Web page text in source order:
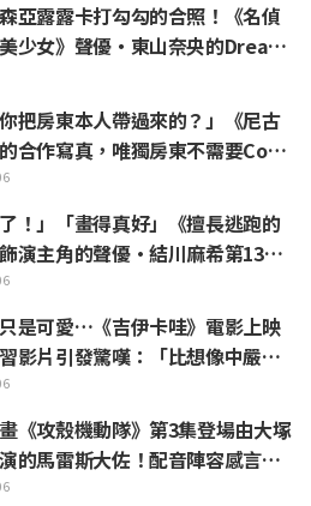
亞露露卡打勾勾的合照！《名偵
少女》聲優・東山奈央的Dream
覧報告引發「是奥祕·暗影天使
響
你把房東本人帶過來的？」《尼古
合作寫真，唯獨房東不需要Cosp
議
了！」「畫得真好」《擅長逃跑的
演主角的聲優·結川麻希第13集
高度讚賞
是可愛…《吉伊卡哇》電影上映
影片引發驚嘆：「比想像中嚴
的簡直全都是勞動的事」反差感
《攻殼機動隊》第3集登場由大塚
的馬雷斯大佐！配音陣容感言＆
公開